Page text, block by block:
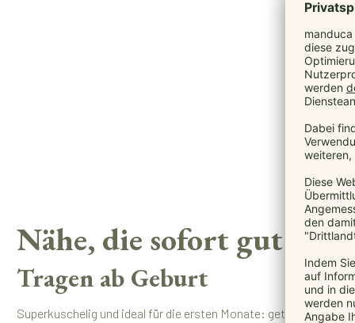
Nähe, die sofort gut tut
Tragen ab Geburt
Superkuschelig und ideal für die ersten Monate: getestet für